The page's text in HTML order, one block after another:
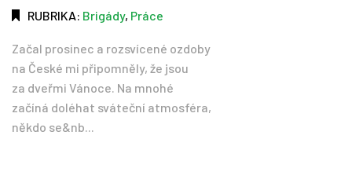
RUBRIKA: Brigády, Práce
Začal prosinec a rozsvícené ozdoby
na České mi připomněly, že jsou
za dveřmi Vánoce. Na mnohé
začíná doléhat sváteční atmosféra,
někdo se&nb...